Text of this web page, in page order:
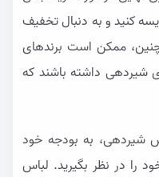
کنید و به دنبال تخفیف
ممکن است برندهای
داشته باشند که
شیردهی، به بودجه خود
را در نظر بگیرید. لباس